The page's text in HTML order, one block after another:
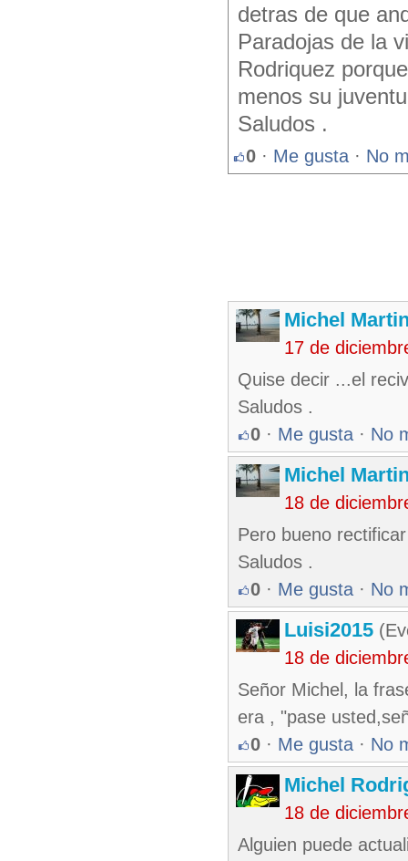
detras de que
Paradojas de la
Rodriquez
menos su
Saludos .
0 · Me gusta · No
Michel
17 de
Quise decir ...el
Saludos .
0 · Me gusta · No
Michel
18 de
Pero bueno
Saludos .
0 · Me gusta · No
Luisi2015
18 de
Señor Michel, la
era , "pase
0 · Me gusta · No
Michel
18 de
Alguien puede